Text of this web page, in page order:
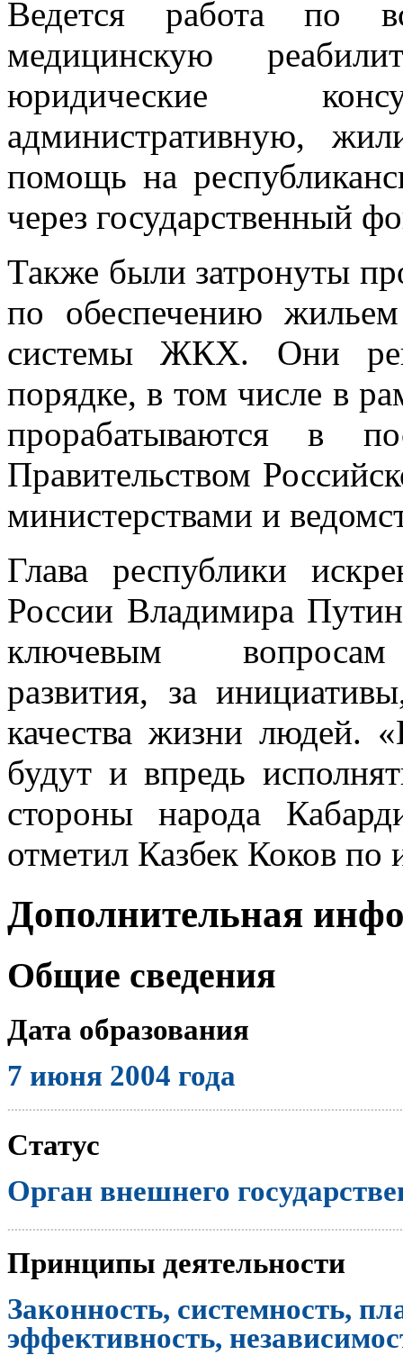
Ведется работа по
медицинскую
юридические
административную,
помощь на
через государственный
Также были затронуты
по обеспечению
системы ЖКХ. Они
порядке, в том числе в
прорабатываются в
Правительством
министерствами и
Глава республики
России Владимира
ключевым вопросам
развития, за
качества жизни людей.
будут и впредь
стороны народа
отметил Казбек Коков по
Дополнительная
Общие сведения
Дата образования
7 июня 2004 года
Статус
Орган внешнего
Принципы деятельности
Законность, системность,
эффективность,